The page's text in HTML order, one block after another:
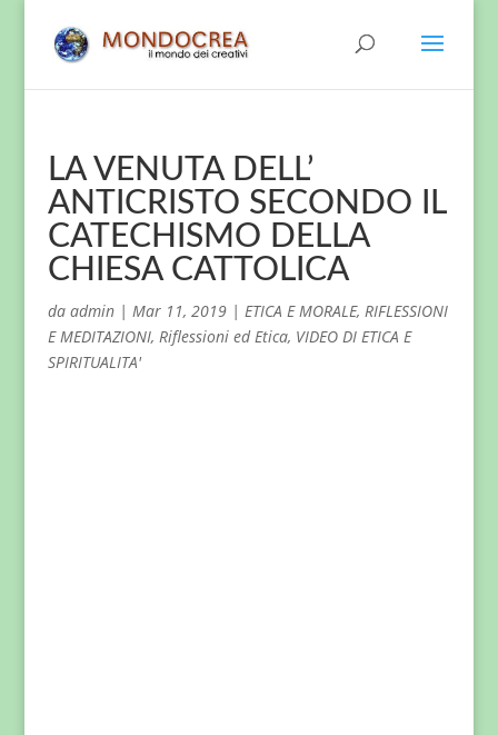
LA VENUTA DELL’
ANTICRISTO SECONDO IL
CATECHISMO DELLA
CHIESA CATTOLICA
da admin| Mar 11, 2019| ETICA E MORALE, RIFLESSIONI
E MEDITAZIONI, Riflessioni ed Etica, VIDEO DI ETICA E
SPIRITUALITA'